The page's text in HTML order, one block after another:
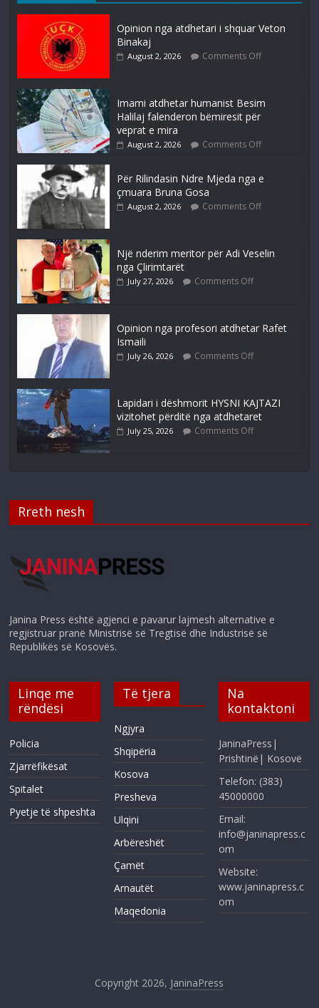
Opinion nga atdhetari i shquar Veton
Binakaj
August 2, 2026 Comments Off
Imami atdhetar humanist Besim
Halilaj falenderon bëmiresit për
veprat e mira
August 2, 2026 Comments Off
Për Rilindasin Ndre Mjeda nga e
çmuara Bruna Gosa
August 2, 2026 Comments Off
Një nderim meritor për Adi Veselin
nga Çlirimtarët
July 27, 2026 Comments Off
Opinion nga profesori atdhetar Rafet
Ismaili
July 26, 2026 Comments Off
Lapidari i dëshmorit HYSNI KAJTAZI
vizitohet përditë nga atdhetaret
July 25, 2026 Comments Off
Rreth nesh
Janina Press është agjenci e pavarur lajmesh alternative e
regjistruar pranë Ministrisë së Tregtisë dhe Industrisë së
Republikës së Kosovës.
Linqe me
rëndësi
Policia
Zjarrëfikësat
Spitalet
Pyetje të shpeshta
Të tjera
Ngjyra
Shqipëria
Kosova
Presheva
Ulqini
Arbëreshët
Çamët
Arnautët
Maqedonia
Na
kontaktoni
JaninaPress|
Prishtinë| Kosovë
Telefon: (383)
45000000
Email:
info@janinapress.c
om
Website:
www.janinapress.c
om
Copyright 2026, JaninaPress